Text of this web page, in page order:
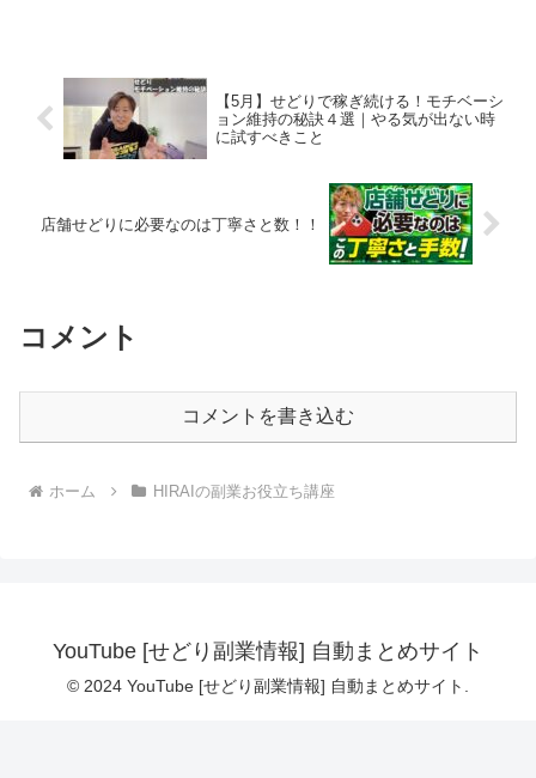
【5月】せどりで稼ぎ続ける！モチベーシ
ョン維持の秘訣４選｜やる気が出ない時
に試すべきこと
店舗せどりに必要なのは丁寧さと数！！
コメント
コメントを書き込む
ホーム HIRAIの副業お役立ち講座
YouTube [せどり副業情報] 自動まとめサイト
© 2024 YouTube [せどり副業情報] 自動まとめサイト.